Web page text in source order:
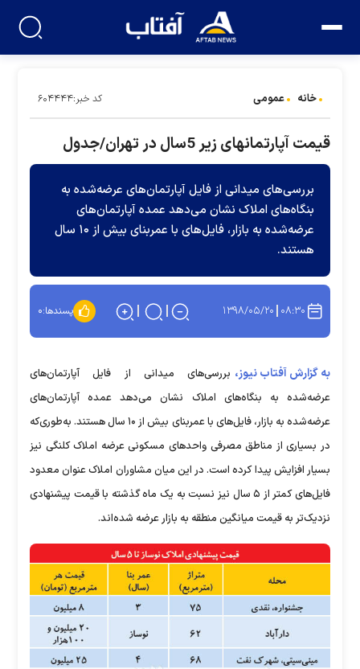
خانه عمومی کد خبر:۶۰۴۴۴۴
قیمت آپارتمانهای زیر 5سال در تهران/جدول
بررسی‌های میدانی از فایل آپارتمان‌های عرضه‌شده به
بنگاه‌های املاک نشان می‌دهد عمده آپارتمان‌های
عرضه‌شده به بازار، فایل‌های با عمربنای بیش از ۱۰ سال
هستند.
۰۸:۳۰ ۱۳۹۸/۰۵/۲۰ پسندها:۰
به گزارش آفتاب نیوز، بررسی‌های میدانی از فایل آپارتمان‌های
عرضه‌شده به بنگاه‌های املاک نشان می‌دهد عمده آپارتمان‌های
عرضه‌شده به بازار، فایل‌های با عمربنای بیش از ۱۰ سال هستند. به‌طوری‌که
در بسیاری از مناطق مصرفی واحدهای مسکونی عرضه املاک کلنگی نیز
بسیار افزایش پیدا کرده است. در این میان مشاوران املاک عنوان معدود
فایل‌های کمتر از ۵ سال نیز نسبت به یک ماه گذشته با قیمت پیشنهادی
نزدیک‌تر به قیمت میانگین منطقه به بازار عرضه شده‌اند.